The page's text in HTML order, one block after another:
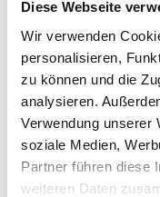
Diese Webseite
Wir verwenden
personalisieren,
zu können und die
analysieren.
Verwendung unserer
soziale Medien,
Partner führen diese
weiteren Daten
Mehr erfahren
Regenerative
Wie lässt sich diese